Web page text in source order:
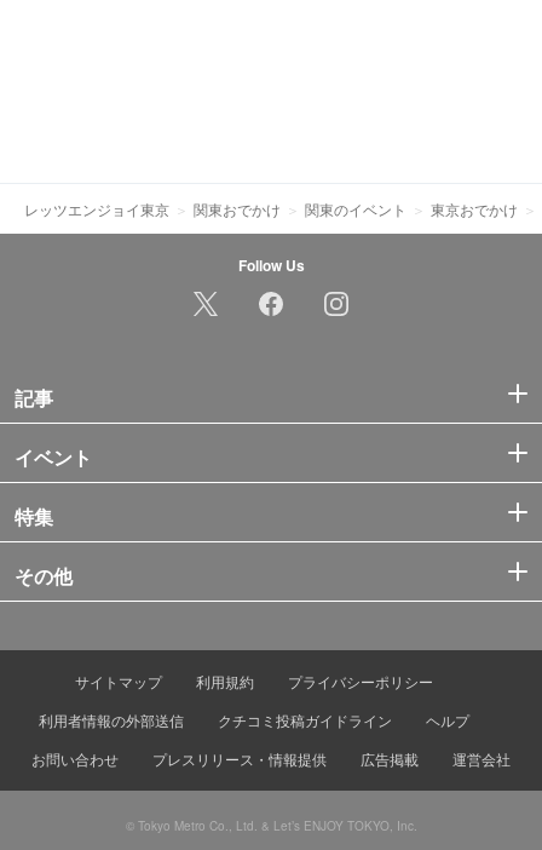
レッツエンジョイ東京 関東おでかけ 関東のイベント 東京おでかけ
Follow Us
記事
イベント
特集
その他
サイトマップ 利用規約
プライバシーポリシー
利用者情報の外部送信
クチコミ投稿ガイドライン
ヘルプ
お問い合わせ
プレスリリース・情報提供 広告掲載 運営会社
© Tokyo Metro Co., Ltd. & Let’s ENJOY TOKYO, Inc.